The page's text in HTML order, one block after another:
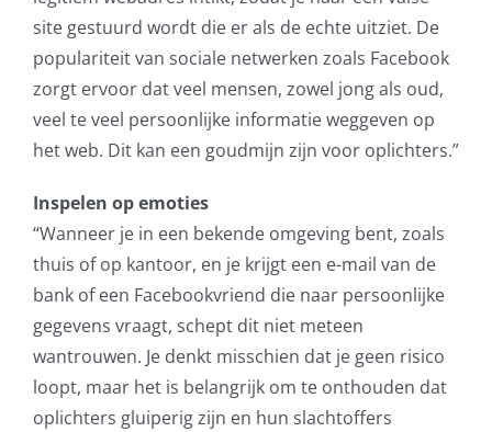
site gestuurd wordt die er als de echte uitziet. De
populariteit van sociale netwerken zoals Facebook
zorgt ervoor dat veel mensen, zowel jong als oud,
veel te veel persoonlijke informatie weggeven op
het web. Dit kan een goudmijn zijn voor oplichters.”
Inspelen op emoties
“Wanneer je in een bekende omgeving bent, zoals
thuis of op kantoor, en je krijgt een e-mail van de
bank of een Facebookvriend die naar persoonlijke
gegevens vraagt, schept dit niet meteen
wantrouwen. Je denkt misschien dat je geen risico
loopt, maar het is belangrijk om te onthouden dat
oplichters gluiperig zijn en hun slachtoffers